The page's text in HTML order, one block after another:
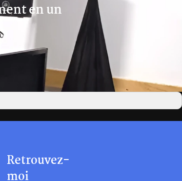
en un
Retrouvez-
moi